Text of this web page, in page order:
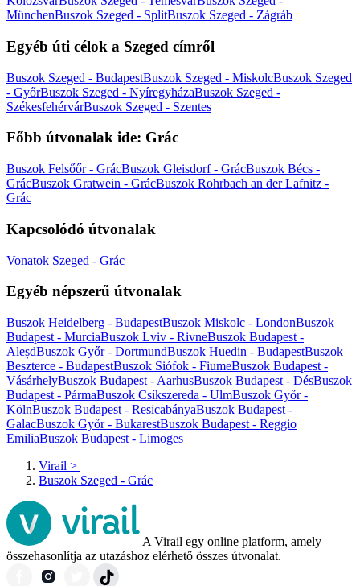
MünchenBuszok Szeged - SplitBuszok Szeged - Zágráb
Egyéb úti célok a Szeged címről
Buszok Szeged - BudapestBuszok Szeged - MiskolcBuszok Szeged
- GyőrBuszok Szeged - NyíregyházaBuszok Szeged -
SzékesfehérvárBuszok Szeged - Szentes
Főbb útvonalak ide: Grác
Buszok Felsőőr - GrácBuszok Gleisdorf - GrácBuszok Bécs -
GrácBuszok Gratwein - GrácBuszok Rohrbach an der Lafnitz -
Grác
Kapcsolódó útvonalak
Vonatok Szeged - Grác
Egyéb népszerű útvonalak
Buszok Heidelberg - BudapestBuszok Miskolc - LondonBuszok
Budapest - MurciaBuszok Lviv - RivneBuszok Budapest -
AleșdBuszok Győr - DortmundBuszok Huedin - BudapestBuszok
Beszterce - BudapestBuszok Siófok - FiumeBuszok Budapest -
VásárhelyBuszok Budapest - AarhusBuszok Budapest - DésBuszok
Budapest - PármaBuszok Csíkszereda - UlmBuszok Győr -
KölnBuszok Budapest - ResicabányaBuszok Budapest -
GalacBuszok Győr - BukarestBuszok Budapest - Reggio
EmiliaBuszok Budapest - Limoges
Virail >
Buszok Szeged - Grác
A Virail egy online platform, amely
összehasonlítja az utazáshoz elérhető összes útvonalat.